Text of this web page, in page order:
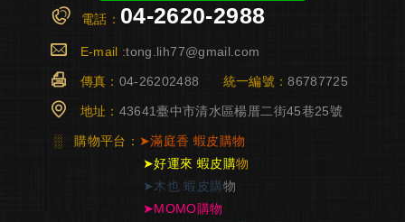
電話： 04-2620-2988
E-mail :tong.lih77@gmail.com
傳真： 04-26202488 統一編號：86787725
地址： 43641臺中市清水區楊厝二街45巷25號
░ 購物平台： ➤滿庭香 蝦皮購物
➤好運來 蝦皮購物
➤木也 蝦皮購物
➤MOMO購物